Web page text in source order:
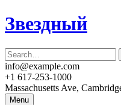
Skip
to
Звездный
info@example.com
+1 617-253-1000
Massachusetts Ave,
Menu